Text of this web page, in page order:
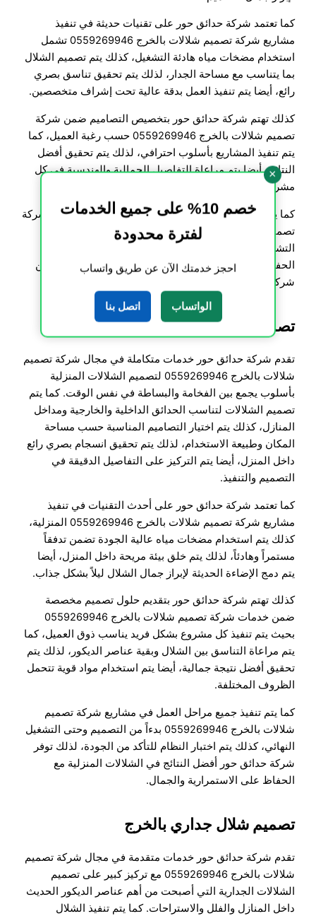
كما تعتمد شركة حدائق حور على تقنيات حديثة في تنفيذ
مشاريع شركة تصميم شلالات بالخرج 0559269946 تشمل
استخدام مضخات مياه هادئة التشغيل، كذلك يتم تصميم الشلال
بما يتناسب مع مساحة الجدار، لذلك يتم تحقيق تناسق بصري
رائع، أيضا يتم تنفيذ العمل بدقة عالية تحت إشراف متخصصين.
كذلك تهتم شركة حدائق حور بتخصيص التصاميم ضمن شركة
تصميم شلالات بالخرج 0559269946 حسب رغبة العميل، كما
يتم تنفيذ المشاريع بأسلوب احترافي، لذلك يتم تحقيق أفضل
النتائج، أيضا يتم مراعاة التفاصيل الجمالية والهندسية في كل
مشروع.
كما يتم اختبار الشلالات الجدارية بعد التنفيذ ضمن خدمات شركة
تصميم شلالات بالخرج 0559269946 لضمان الكفاءة
التشغيلية، كذلك يتم تقديم خدمات صيانة دورية، لذلك يتم
الحفاظ على جودة الأداء والجمال لفترات طويلة، أيضا تضمن
شركة حدائق حور أعلى مستوى من الجودة.
تصميم شلالات منزلية بالخرج
تقدم شركة حدائق حور خدمات متكاملة في مجال شركة تصميم
شلالات بالخرج 0559269946 لتصميم الشلالات المنزلية
بأسلوب يجمع بين الفخامة والبساطة في نفس الوقت. كما يتم
تصميم الشلالات لتناسب الحدائق الداخلية والخارجية ومداخل
المنازل، كذلك يتم اختيار التصاميم المناسبة حسب مساحة
المكان وطبيعة الاستخدام، لذلك يتم تحقيق انسجام بصري رائع
داخل المنزل، أيضا يتم التركيز على التفاصيل الدقيقة في
التصميم والتنفيذ.
كما تعتمد شركة حدائق حور على أحدث التقنيات في تنفيذ
مشاريع شركة تصميم شلالات بالخرج 0559269946 المنزلية،
كذلك يتم استخدام مضخات مياه عالية الجودة تضمن تدفقاً
مستمراً وهادئاً، لذلك يتم خلق بيئة مريحة داخل المنزل، أيضا
يتم دمج الإضاءة الحديثة لإبراز جمال الشلال ليلاً بشكل جذاب.
كذلك تهتم شركة حدائق حور بتقديم حلول تصميم مخصصة
ضمن خدمات شركة تصميم شلالات بالخرج 0559269946
بحيث يتم تنفيذ كل مشروع بشكل فريد يناسب ذوق العميل، كما
يتم مراعاة التناسق بين الشلال وبقية عناصر الديكور، لذلك يتم
تحقيق أفضل نتيجة جمالية، أيضا يتم استخدام مواد قوية تتحمل
الظروف المختلفة.
كما يتم تنفيذ جميع مراحل العمل في مشاريع شركة تصميم
شلالات بالخرج 0559269946 بدءاً من التصميم وحتى التشغيل
النهائي، كذلك يتم اختبار النظام للتأكد من الجودة، لذلك توفر
شركة حدائق حور أفضل النتائج في الشلالات المنزلية مع
الحفاظ على الاستمرارية والجمال.
تصميم شلال جداري بالخرج
تقدم شركة حدائق حور خدمات متقدمة في مجال شركة تصميم
شلالات بالخرج 0559269946 مع تركيز كبير على تصميم
الشلالات الجدارية التي أصبحت من أهم عناصر الديكور الحديث
داخل المنازل والفلل والاستراحات. كما يتم تنفيذ الشلال
×
خصم 10% على جميع الخدمات
لفترة محدودة
احجز خدمتك الآن عن طريق واتساب
الواتساب اتصل بنا